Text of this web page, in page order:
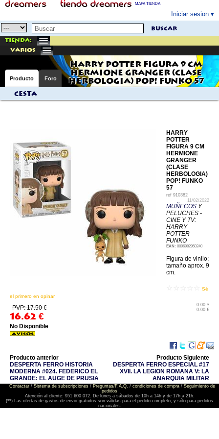
MAPA TIENDA
Iniciar sesion
buscar
Tienda:
varios
HARRY POTTER FIGURA 9 CM
HERMIONE GRANGER (CLASE
HERBOLOGIA) POP! FUNKO 57
Producto Foro
Cesta
HARRY
POTTER
FIGURA 9 CM
HERMIONE
GRANGER
(CLASE
HERBOLOGIA)
POP! FUNKO
57
ref 910382
11/02/2022
MUÑECOS Y
PELUCHES -
CINE Y TV:
HARRY
POTTER
FUNKO
EAN: 8896982950240
Figura de vinilo;
tamaño aprox. 9
cm.
Sé
el primero en opinar
PVP: 17.50 €
16.62 €
0.00 $
0.00 £
No Disponible
Producto anterior
DESPERTA FERRO HISTORIA
MODERNA #024. FEDERICO EL
GRANDE: EL AUGE DE PRUSIA
Producto Siguiente
DESPERTA FERRO ESPECIAL #17
XVII. LA LEGION ROMANA V: LA
ANARQUIA MILITAR
Contactar/ Sistema de subscripciones/ Preguntas/F.A.Q. / condiciones de compra/ Seguimiento de
pedidos
Atención al cliente: 951 600 072. De lunes a sábados de 10h a 14h y de 17h a 21h.
(**) Las ofertas de gastos de envio gratuitos son válidas para el pedido completo, y sólo para pedidos
nacionales.